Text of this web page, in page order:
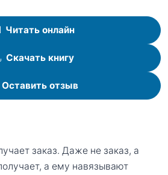
Читать онлайн
Скачать книгу
Оставить отзыв
заказ. Даже не заказ, а
а ему навязывают